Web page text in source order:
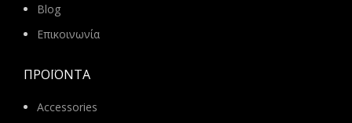
Blog
Επικοινωνία
ΠΡΟΪΌΝΤΑ
Accessories